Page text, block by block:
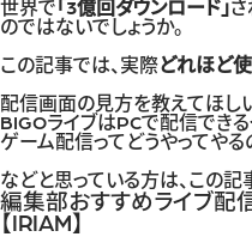
世界で「3億回ダウンロード」
のではないでしょうか。
この記事では、実際どれほど
配信画面の見方を教えてほし
BIGOライブはPCで配信できる
ゲーム配信ってどうやってやる
などと思っている方は、この記
編集部おすすめライブ配
【IRIAM】